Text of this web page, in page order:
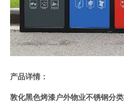
产品详情：
敦化黑色烤漆户外物业不锈钢分